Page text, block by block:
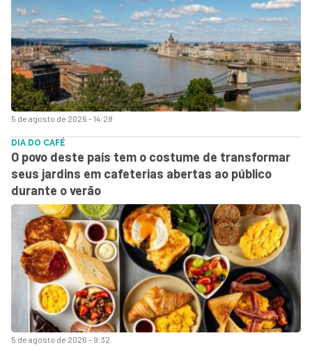
5 de agosto de 2026 - 14:28
5 de agosto de 2026 - 9:32
DIA DO CAFÉ
O povo deste país tem o costume de transformar
seus jardins em cafeterias abertas ao público
durante o verão